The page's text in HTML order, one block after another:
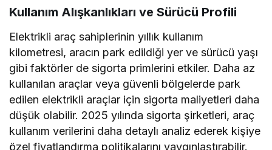
Kullanım Alışkanlıkları ve Sürücü Profili
Elektrikli araç sahiplerinin yıllık kullanım
kilometresi, aracın park edildiği yer ve sürücü yaşı
gibi faktörler de sigorta primlerini etkiler. Daha az
kullanılan araçlar veya güvenli bölgelerde park
edilen elektrikli araçlar için sigorta maliyetleri daha
düşük olabilir. 2025 yılında sigorta şirketleri, araç
kullanım verilerini daha detaylı analiz ederek kişiye
özel fiyatlandırma politikalarını yaygınlaştırabilir.